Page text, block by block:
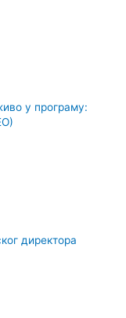
у програму:
директора